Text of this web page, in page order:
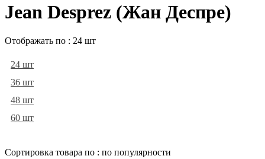
Jean Desprez (Жан Деспре)
Отображать по : 24 шт
24 шт
36 шт
48 шт
60 шт
Сортировка товара по : по популярности